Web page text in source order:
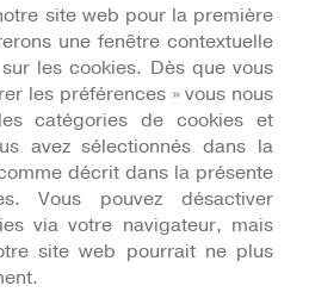
site web pour la première
une fenêtre contextuelle
les cookies. Dès que vous
les préférences » vous nous
catégories de cookies et
avez sélectionnés dans la
décrit dans la présente
Vous pouvez désactiver
via votre navigateur, mais
site web pourrait ne plus